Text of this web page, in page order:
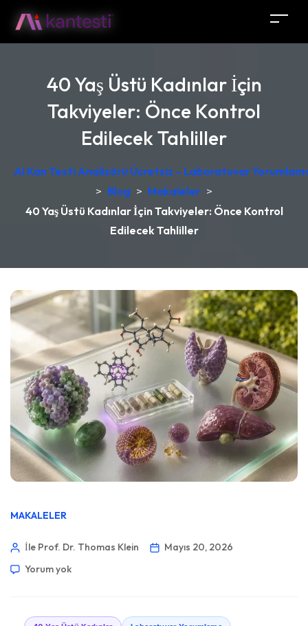
40 Yaş Üstü Kadınlar İçin
Takviyeler: Önce Kontrol
Edilecek Tahliller
AI Kan Testi Analizörü Ücretsiz – Laboratuvar
> Blog > Makaleler >
40 Yaş Üstü Kadınlar İçin Takviyeler: Önce Kontrol
Edilecek Tahliller
MAKALELER
İle Prof. Dr. Thomas Klein
Mayıs 20, 2026
Yorum yok